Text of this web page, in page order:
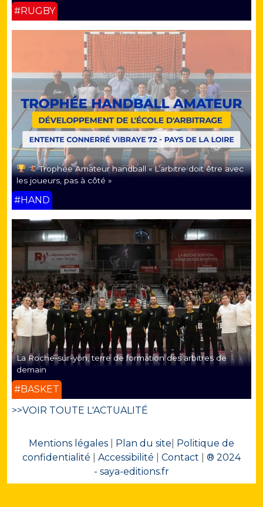
#RUGBY
Trophée Amateur handball « L’arbitre doit être avec
les joueurs, pas à côté »
#HAND
La Roche-sur-yon, terre de formation des arbitres de
demain
#BASKET
>>VOIR TOUTE L'ACTUALITÉ
Mentions légales Plan du site Politique de
confidentialité
Accessibilité Contact
® 2024
- saya-editions.fr